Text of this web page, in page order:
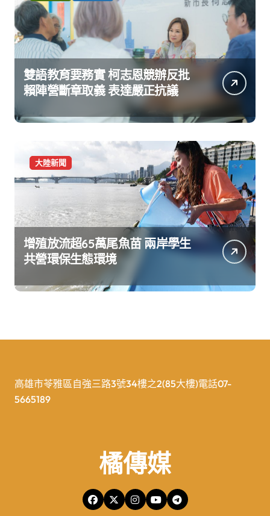
雙語教育要務實 柯志恩競辦反批
賴陣營斷章取義 表達嚴正抗議
大陸新聞
增殖放流超65萬尾魚苗 兩岸學生
共營環保生態環境
高雄市苓雅區自強三路3號34樓之2(85大樓)電話07-
5665189
橘傳媒